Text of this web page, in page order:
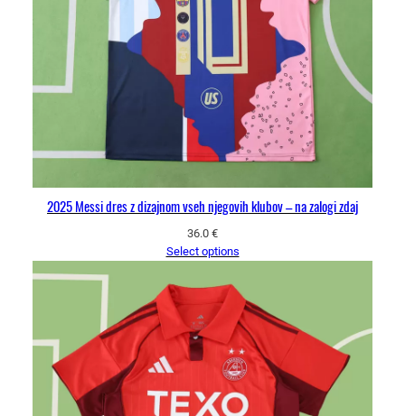
2025 Messi dres z dizajnom vseh njegovih klubov – na zalogi zdaj
36.0 €
Select options